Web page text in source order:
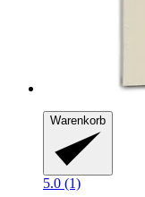
Warenkorb
5.0 (1)